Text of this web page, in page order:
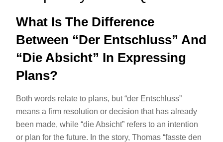
What Is The Difference
Between “der Entschluss” And
“die Absicht” In Expressing
Plans?
Both words relate to plans, but “der Entschluss”
means a firm resolution or decision that has already
been made, while “die Absicht” refers to an intention
or plan for the future. In the story, Thomas “fasste den